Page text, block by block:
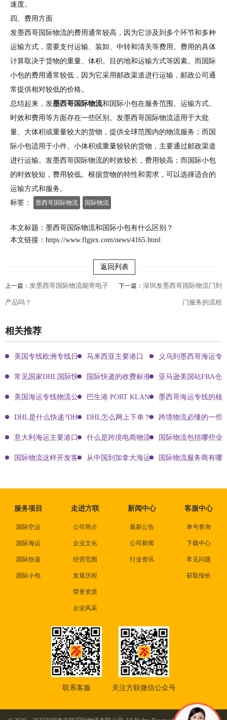
速度。
四、费用方面
发墨西哥国际物流的费用通常较高，因为它涉及到多个环节和多种
运输方式，需要支付运输、装卸、中转和清关等费用。费用的具体
计算取决于货物的重量、体积、目的地和运输方式等因素。而国际
小包的费用通常较低，因为它采用邮政渠道进行运输，邮政公司通
常提供相对较低的价格。
总结起来，发墨西哥国际物流和国际小包在服务范围、运输方式、
时效和费用等方面存在一些区别。发墨西哥国际物流适用于大批
量、大体积或重量较大的货物，提供全球范围内的物流服务；而国
际小包适用于小件、小体积或重量较轻的货物，主要通过邮政渠道
进行运输。发墨西哥国际物流的时效较长，费用较高；而国际小包
的时效较短，费用较低。根据货物的特性和需求，可以选择适合的
运输方式和服务。
标签：
墨西哥国际物流 国际物流
本文标题：墨西哥国际物流和国际小包有什么区别？
本文链接： https://www.flgjex.com/news/4165.html
返回列表
上一篇： 发墨西哥国际物流能寄电子
产品吗？
下一篇： 深圳发墨西哥国际物流门到
门服务的流程
相关推荐
美国专线欧洲专线日本专线区别马来西亚主要港口 义乌到墨西哥海运专
常见国家DHL国际快递客服热线国际快递的收费标准!四大国际快递的尺寸重
亚马逊美国站FBA仓
美国海运专线物流公司有哪些?巴生港 PORT KLANG 墨西哥海运专线的核
DHL是什么快递?DHL国际快递介绍DHL怎么网上下单？DHL快递寄件有哪些方
跨境物流必懂的一些
意大利海运主要港口有哪些什么是跨境电商物流? 国际物流包括哪些业
国际物流这样开发客户会让你成为销冠从中国到加拿大海运要多久能到达？
国际物流服务商有哪
服务项目
国际空运
国际海运
国际快递
国际小包
走进方联
公司简介
企业文化
经营范围
发展历程
荣誉资质
企业风采
新闻中心
最新公告
公司新闻
行业资讯
客服中心
单号查询
下载中心
常见问题
获取报价
联系客服 关注方联微信公众号